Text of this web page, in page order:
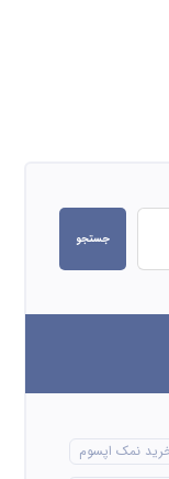
جستجو
نمک اپسوم